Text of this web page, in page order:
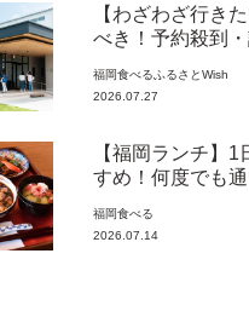
【わざわざ行き
べき！予約殺到
ン『bound
福岡食べるふるさとWish
2026.07.27
【福岡ランチ】
すめ！何度でも
市）【まち歩き】
福岡食べる
2026.07.14